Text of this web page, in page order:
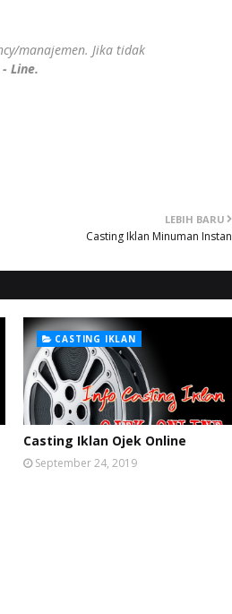
manajemen. Jika tidak
Line.
LEBIH BARU
Casting Iklan Minuman Instan
CASTING IKLAN
Casting Iklan Ojek Online
September 24, 2019